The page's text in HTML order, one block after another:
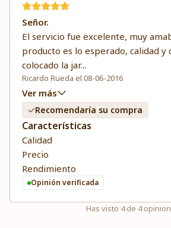
Señor.
El servicio fue excelente, muy
producto es lo esperado, calidad y
colocado la jar...
Ricardo Rueda el 08-06-2016
Ver más
Recomendaría su compra
Características
Calidad
Precio
Rendimiento
Opinión verificada
Has visto 4de 4